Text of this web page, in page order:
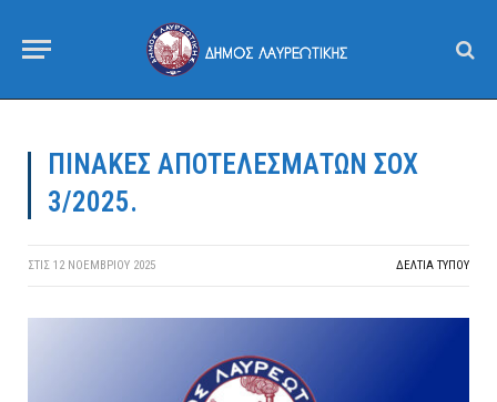
ΠΙΝΑΚΕΣ ΑΠΟΤΕΛΕΣΜΑΤΩΝ ΣΟΧ
3/2025.
ΣΤΙΣ 12 ΝΟΕΜΒΡΊΟΥ 2025 ΔΕΛΤΙΑ ΤΥΠΟΥ